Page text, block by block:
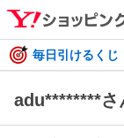
毎日引けるく
adu********さ